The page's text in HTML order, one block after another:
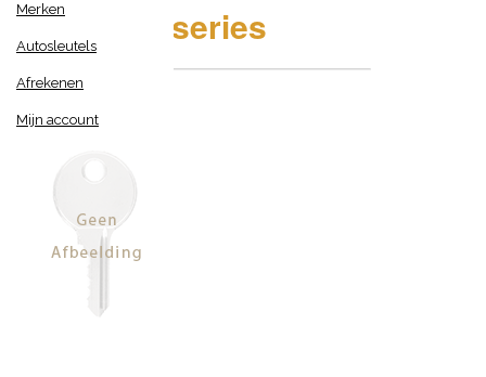
Merken
Autosleutels
Afrekenen
Mijn account
Alle sleutelseries